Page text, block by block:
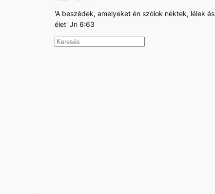
'A beszédek, amelyeket én szólok néktek, lélek és
élet' Jn 6:63
K